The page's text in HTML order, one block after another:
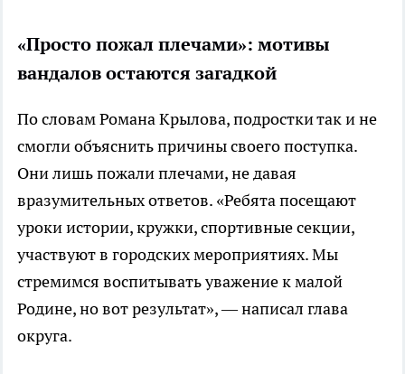
«Просто пожал плечами»: мотивы
вандалов остаются загадкой
По словам Романа Крылова, подростки так и не
смогли объяснить причины своего поступка.
Они лишь пожали плечами, не давая
вразумительных ответов. «Ребята посещают
уроки истории, кружки, спортивные секции,
участвуют в городских мероприятиях. Мы
стремимся воспитывать уважение к малой
Родине, но вот результат», — написал глава
округа.